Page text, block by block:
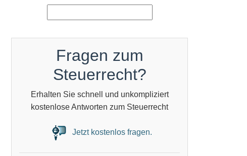
Fragen zum
Steuerrecht?
Erhalten Sie schnell und unkompliziert
kostenlose Antworten zum Steuerrecht
Jetzt kostenlos fragen.